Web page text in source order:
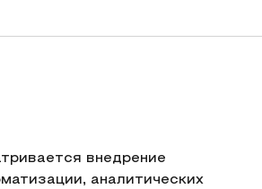
внедрение
аналитических